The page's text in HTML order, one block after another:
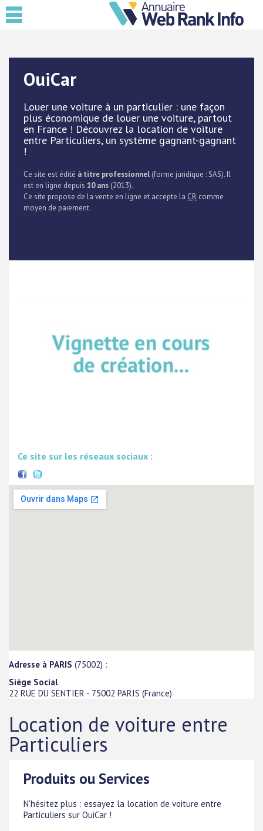
OuiCar
Louer une voiture à un particulier : une façon
plus économique de louer une voiture, partout
en France ! Découvrez la location de voiture
entre Particuliers, un système gagnant-gagnant
!
Ce site est édité à titre professionnel (forme juridique : SAS). Il
est en ligne depuis 10 ans (2013).
Ce site propose de la vente en ligne et accepte la CB comme
moyen de paiement.
Ce site sur les réseaux sociaux :
Adresse à PARIS (75002) :
Siège Social
22 RUE DU SENTIER - 75002 PARIS (France)
Location de voiture entre
Particuliers
Produits ou Services
N'hésitez plus : essayez la location de voiture entre
Particuliers sur OuiCar !